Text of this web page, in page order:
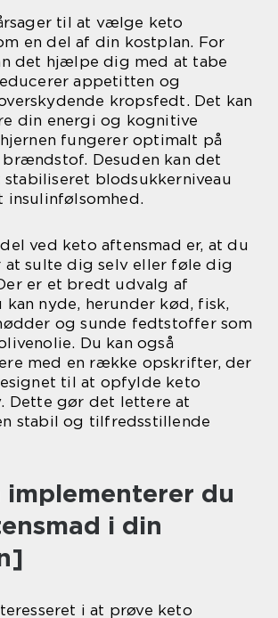
til at vælge keto
en del af din kostplan. For
det hjælpe dig med at tabe
appetitten og
kropsfedt. Det kan
din energi og kognitive
fungerer optimalt på
Desuden kan det
blodsukkerniveau
ved keto aftensmad er, at du
at sulte dig selv eller føle dig
er et bredt udvalg af
kan nyde, herunder kød, fisk,
og sunde fedtstoffer som
Du kan også
med en række opskrifter, der
til at opfylde keto
Dette gør det lettere at
stabil og tilfredsstillende
implementerer du
i din
i at prøve keto